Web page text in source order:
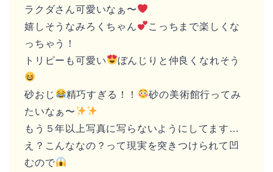
ラクダさん可愛いなぁ〜
嬉しそうなみろくちゃん
こっちまで楽しくな
っちゃう！
トリピーも可愛い
ぼんじりと仲良くなれそう
砂おじ 精巧すぎる！！
砂の美術館行ってみ
たいなぁ〜
もう５年以上写真に写らないようにしてます…
え？こんななの？って現実を突きつけられて凹
むので